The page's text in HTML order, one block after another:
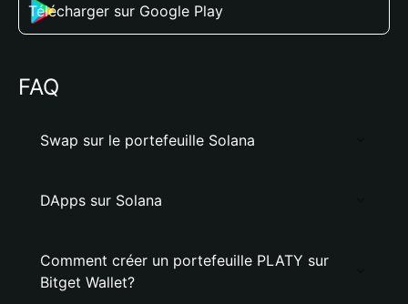
Télécharger sur Google Play
FAQ
Swap sur le portefeuille Solana
DApps sur Solana
Comment créer un portefeuille PLATY sur
Bitget Wallet?